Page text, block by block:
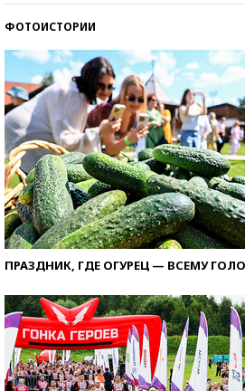
ФОТОИСТОРИИ
ПРАЗДНИК, ГДЕ ОГУРЕЦ — ВСЕМУ